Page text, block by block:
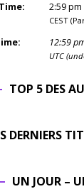
2:59pm
CEST
12:59
UTC
TOP 5 DES
DERNIERS
UN JOUR –